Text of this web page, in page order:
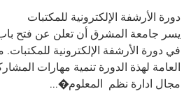
دورة الأرشفة الإلكترونية للمكتبات
يسر جامعة المشرق أن تعلن عن فتح
في دورة الأرشفة الإلكترونية للمكتبات.
العامة لهذة الدورة تنمية مهارات
مجال ادارة نظم المعلوم�...